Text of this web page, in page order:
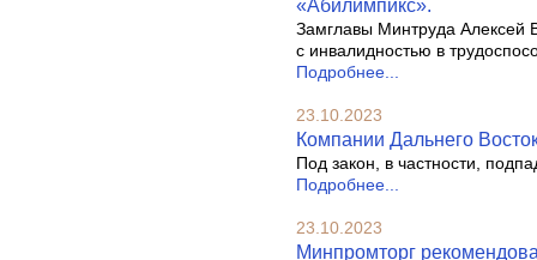
«Абилимпикс».
Замглавы Минтруда Алексей
с инвалидностью в
Подробнее...
23.10.2023
Компании Дальнего
Под закон, в частности,
Подробнее...
23.10.2023
Минпромторг